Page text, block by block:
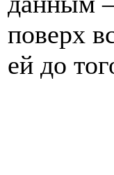
поверх
ей до